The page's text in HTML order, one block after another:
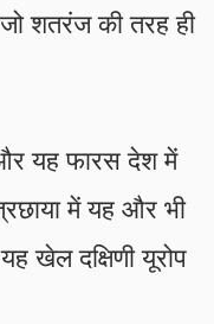
शतरंज की तरह ही
यह फारस देश में
में यह और भी
खेल दक्षिणी यूरोप